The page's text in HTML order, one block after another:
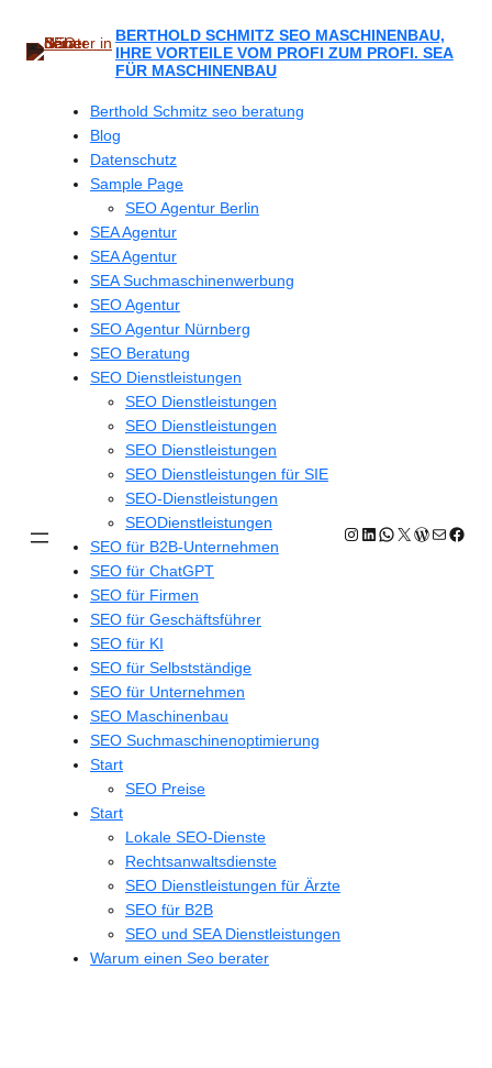
springen
BERTHOLD SCHMITZ SEO MASCHINENBAU,
IHRE VORTEILE VOM PROFI ZUM PROFI. SEA
FÜR MASCHINENBAU
Berthold Schmitz seo beratung
Blog
Datenschutz
Sample Page
SEO Agentur Berlin
SEA Agentur
SEA Agentur
SEA Suchmaschinenwerbung
SEO Agentur
SEO Agentur Nürnberg
SEO Beratung
SEO Dienstleistungen
SEO Dienstleistungen
SEO Dienstleistungen
SEO Dienstleistungen
SEO Dienstleistungen für SIE
SEO-Dienstleistungen
SEODienstleistungen
SEO für B2B-Unternehmen
SEO für ChatGPT
SEO für Firmen
SEO für Geschäftsführer
SEO für KI
SEO für Selbstständige
SEO für Unternehmen
SEO Maschinenbau
SEO Suchmaschinenoptimierung
Start
SEO Preise
Start
Lokale SEO-Dienste
Rechtsanwaltsdienste
SEO Dienstleistungen für Ärzte
SEO für B2B
SEO und SEA Dienstleistungen
Warum einen Seo berater
Instagram
LinkedIn
WhatsApp
X E-Mail